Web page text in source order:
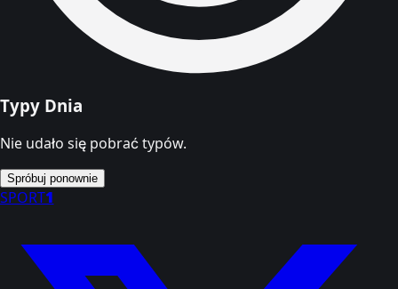
Typy Dnia
Nie udało się pobrać typów.
Spróbuj ponownie
SPORT1